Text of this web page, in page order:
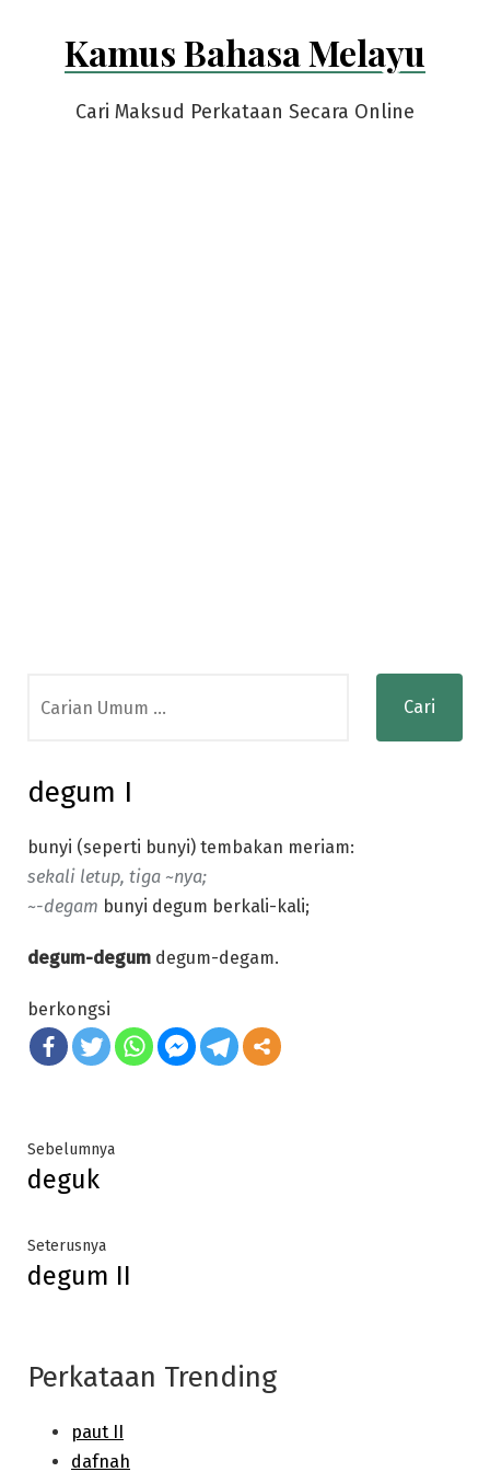
Kamus Bahasa Melayu
Cari Maksud Perkataan Secara Online
for:
degum I
bunyi (seperti bunyi) tembakan meriam:
sekali letup, tiga ~nya;
~-degam bunyi degum berkali-kali;
degum-degum degum-degam.
berkongsi
Post
navigation
SebelumnyaPrevious
deguk
SeterusnyaNext
post:
degum II
Perkataan Trending